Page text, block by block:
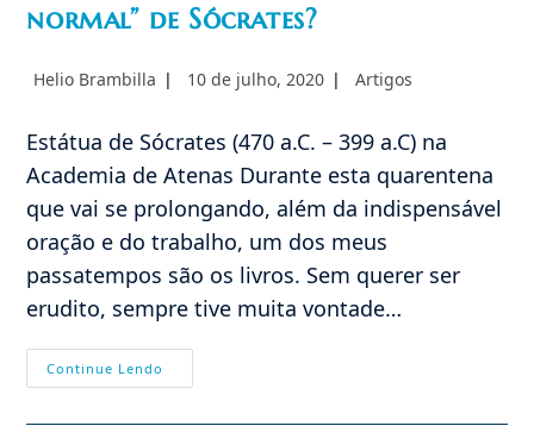
normal” de Sócrates?
Autor
Helio Brambilla
Post
10 de julho, 2020
Categoria
Artigos
Estátua de Sócrates (470 a.C. – 399 a.C) na
Academia de Atenas Durante esta quarentena
que vai se prolongando, além da indispensável
oração e do trabalho, um dos meus
passatempos são os livros. Sem querer ser
erudito, sempre tive muita vontade…
Continue Lendo
Que
Adotar